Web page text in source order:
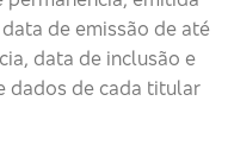
de emissão de até
data de inclusão e
dados de cada titular